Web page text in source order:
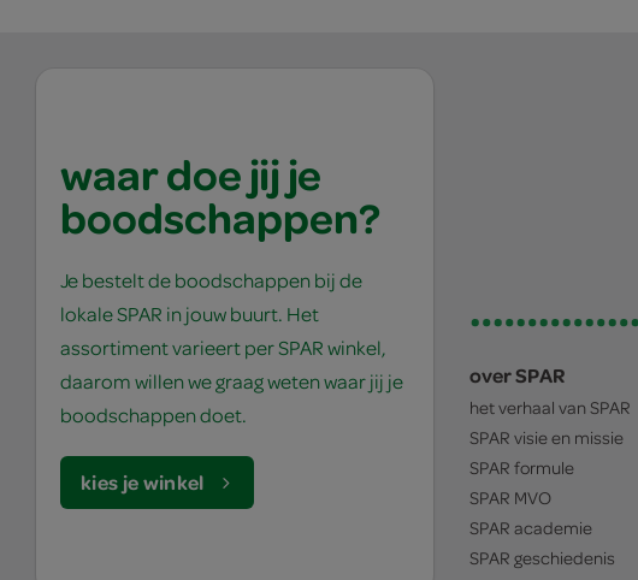
waar doe jij je
boodschappen?
Je bestelt de boodschappen bij de
lokale SPAR in jouw buurt. Het
assortiment varieert per SPAR winkel,
daarom willen we graag weten waar jij je
boodschappen doet.
kies je winkel
over SPAR
het verhaal van SPAR
SPAR visie en missie
SPAR formule
SPAR MVO
SPAR academie
SPAR geschiedenis